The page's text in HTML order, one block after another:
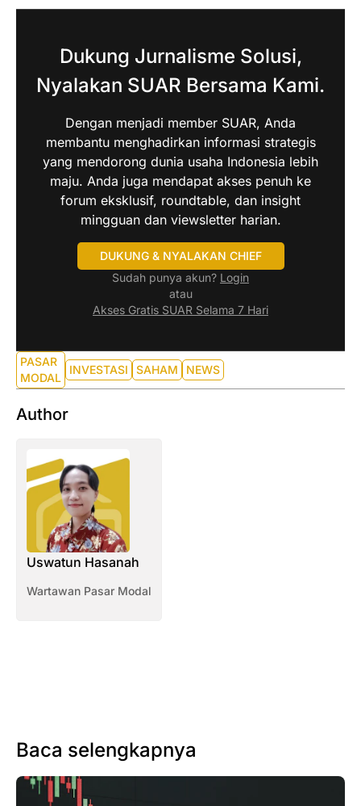
Dukung Jurnalisme Solusi,
Nyalakan SUAR Bersama Kami.
Dengan menjadi member SUAR, Anda
membantu menghadirkan informasi strategis
yang mendorong dunia usaha Indonesia lebih
maju. Anda juga mendapat akses penuh ke
forum eksklusif, roundtable, dan insight
mingguan dan viewsletter harian.
DUKUNG & NYALAKAN CHIEF
Sudah punya akun? Login
atau
Akses Gratis SUAR Selama 7 Hari
PASAR
MODAL
INVESTASI SAHAM NEWS
Author
Uswatun Hasanah
Wartawan Pasar Modal
Baca selengkapnya